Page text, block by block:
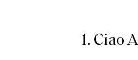
1. Ciao